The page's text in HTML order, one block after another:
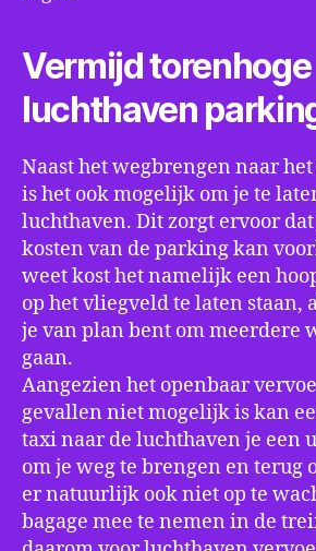
Vermijd torenhoge
luchthaven
Naast het wegbrengen naar
is het ook mogelijk om je te
luchthaven. Dit zorgt ervoor dat
kosten van de parking kan
weet kost het namelijk een
op het vliegveld te laten staan,
je van plan bent om meerdere
gaan.
Aangezien het openbaar
gevallen niet mogelijk is kan
taxi naar de luchthaven je een
om je weg te brengen en terug
er natuurlijk ook niet op te
bagage mee te nemen in de